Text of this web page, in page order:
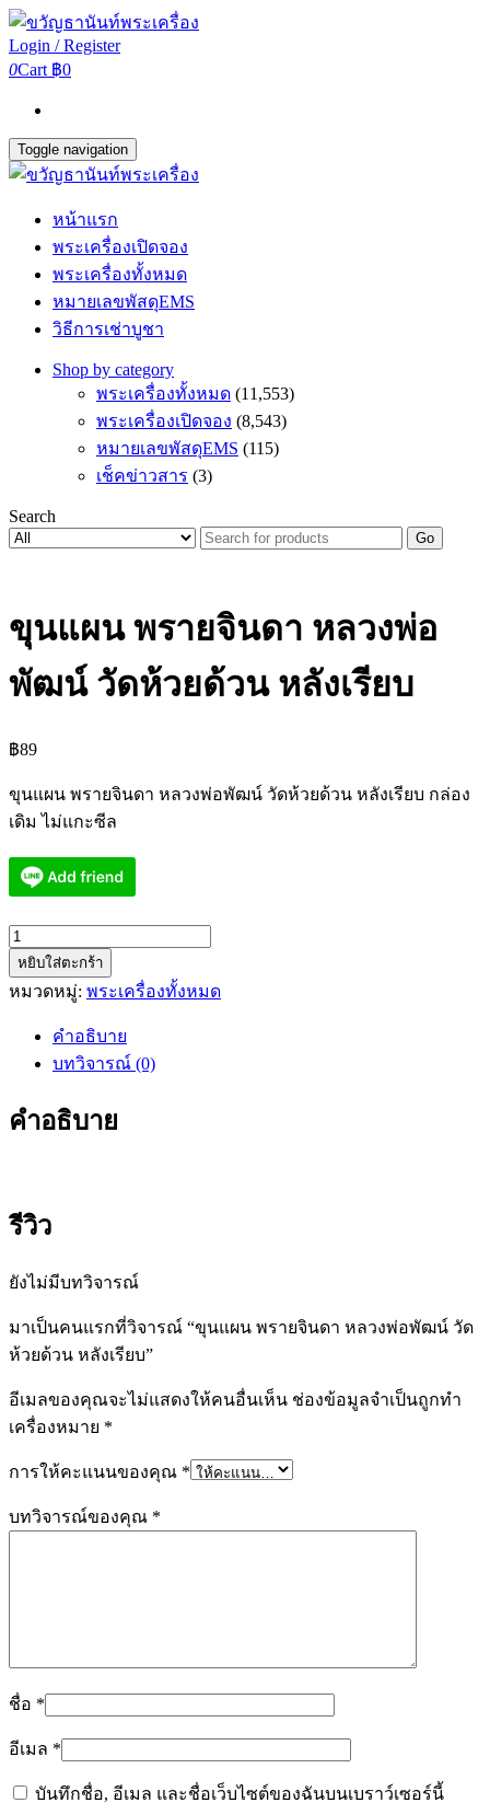
Login / Register
0Cart ฿0
Toggle navigation
หน้าแรก
พระเครื่องเปิดจอง
พระเครื่องทั้งหมด
หมายเลขพัสดุEMS
วิธีการเช่าบูชา
Shop by category
พระเครื่องทั้งหมด (11,553)
พระเครื่องเปิดจอง (8,543)
หมายเลขพัสดุEMS (115)
เช็คข่าวสาร (3)
Search
Go
ขุนแผน พรายจินดา หลวงพ่อ
พัฒน์ วัดห้วยด้วน หลังเรียบ
฿89
ขุนแผน พรายจินดา หลวงพ่อพัฒน์ วัดห้วยด้วน หลังเรียบ กล่อง
เดิม ไม่แกะซีล
จำนวน
ขุนแผน
พราย
วัด
หลัง
เรียบ
หยิบใส่ตะกร้า
หมวดหมู่: พระเครื่องทั้งหมด
คำอธิบาย
บทวิจารณ์ (0)
คำอธิบาย
รีวิว
ยังไม่มีบทวิจารณ์
มาเป็นคนแรกที่วิจารณ์ “ขุนแผน พรายจินดา หลวงพ่อพัฒน์ วัด
ห้วยด้วน หลังเรียบ”
อีเมลของคุณจะไม่แสดงให้คนอื่นเห็น ช่องข้อมูลจำเป็นถูกทำ
เครื่องหมาย *
การให้คะแนนของคุณ *
บทวิจารณ์ของคุณ *
ชื่อ *
อีเมล *
บันทึกชื่อ, อีเมล และชื่อเว็บไซต์ของฉันบนเบราว์เซอร์นี้